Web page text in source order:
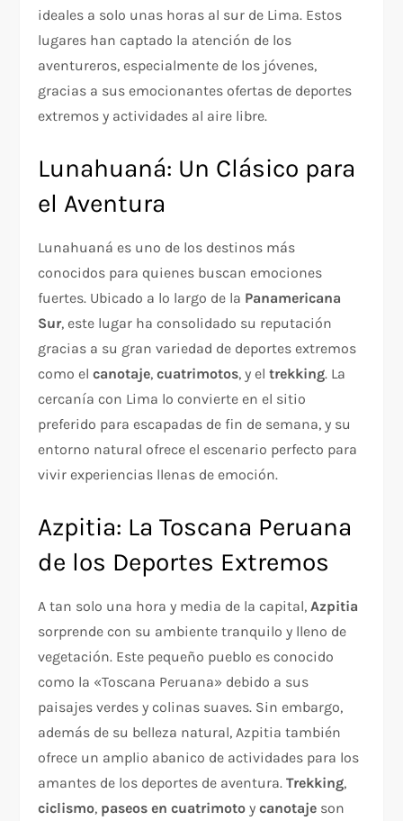
ideales a solo unas horas al sur de Lima. Estos
lugares han captado la atención de los
aventureros, especialmente de los jóvenes,
gracias a sus emocionantes ofertas de deportes
extremos y actividades al aire libre.
Lunahuaná: Un Clásico para
el Aventura
Lunahuaná es uno de los destinos más
conocidos para quienes buscan emociones
fuertes. Ubicado a lo largo de la Panamericana
Sur, este lugar ha consolidado su reputación
gracias a su gran variedad de deportes extremos
como elcanotaje,cuatrimotos, y eltrekking. La
cercanía con Lima lo convierte en el sitio
preferido para escapadas de fin de semana, y su
entorno natural ofrece el escenario perfecto para
vivir experiencias llenas de emoción.
Azpitia: La Toscana Peruana
de los Deportes Extremos
A tan solo una hora y media de la capital,Azpitia
sorprende con su ambiente tranquilo y lleno de
vegetación. Este pequeño pueblo es conocido
como la «Toscana Peruana» debido a sus
paisajes verdes y colinas suaves. Sin embargo,
además de su belleza natural, Azpitia también
ofrece un amplio abanico de actividades para los
amantes de los deportes de aventura.Trekking,
ciclismo, paseos en cuatrimoto ycanotaje son